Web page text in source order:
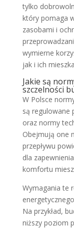
tylko
który pomaga
zasobami i
wymierne
jak i ich
Jakie są
szczelności
W Polsce
są regulowane
oraz normy
Obejmują one
przepływu
dla
komfortu
Wymagania te
Na przykład,
niższy poziom